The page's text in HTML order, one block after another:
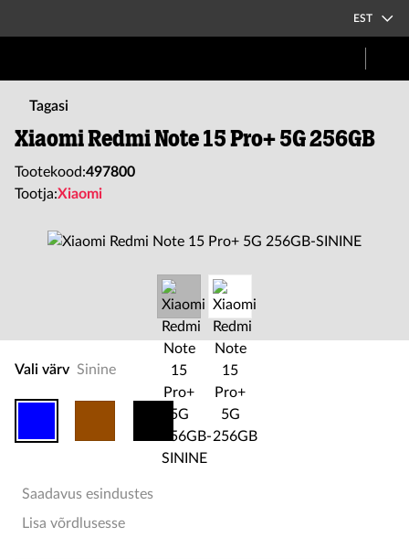
EST
Tagasi
Xiaomi Redmi Note 15 Pro+ 5G 256GB
Tootekood:497800
Tootja:Xiaomi
Vali värv Sinine
Saadavus esindustes
Lisa võrdlusesse